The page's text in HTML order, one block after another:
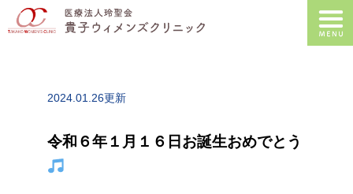
2024.01.26更新
令和６年１月１６日お誕生おめでとう